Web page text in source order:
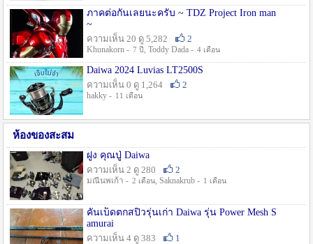
ภาคต่อกันเลยนะครับ ~ TDZ Project Iron man
~
ความเห็น 20 ดู 5,282
2
Khunakorn - 7 ปี , Toddy Dada - 4 เดือน
Daiwa 2024 Luvias LT2500S
ความเห็น 0 ดู 1,264
2
hakky - 11 เดือน
ห้องของสะสม
ฝูง คุณปู่ Daiwa
ความเห็น 2 ดู 280
2
มณีนพเก้า - 2 เดือน, Saknakrub - 1 เดือน
คันเบ็ดตกสปิ๋วรุ่นเก่า Daiwa รุ่น Power Mesh S
amurai
ความเห็น 4 ดู 383
1